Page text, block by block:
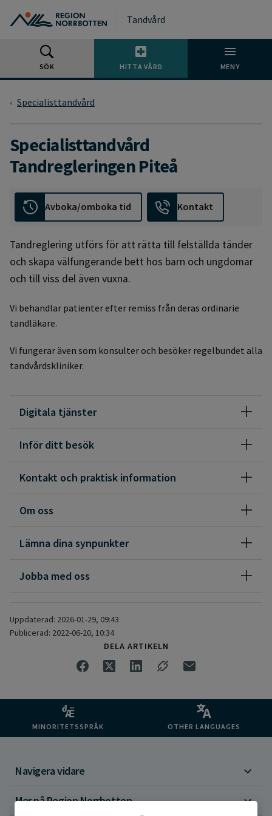
Tandvård
SÖK HITTA VÅRD MENY
Specialisttandvård
Specialisttandvård
Tandregleringen Piteå
Avboka/omboka tid Kontakt
Tandreglering utförs för att rätta till felställda tänder
och skapa välfungerande bett hos barn och ungdomar
och till viss del även vuxna.
Vi behandlar patienter efter remiss från deras ordinarie
tandläkare.
Vi fungerar även som konsulter och besöker regelbundet alla
tandvårdskliniker.
Digitala tjänster
Inför ditt besök
Kontakt och praktisk information
Om oss
Lämna dina synpunkter
Jobba med oss
Uppdaterad: 2026-01-29, 09:43
Publicerad: 2022-06-20, 10:34
DELA ARTIKELN
MINORITETSSPRÅK OTHER LANGUAGES
Navigera vidare
Mer på Region Norrbotten